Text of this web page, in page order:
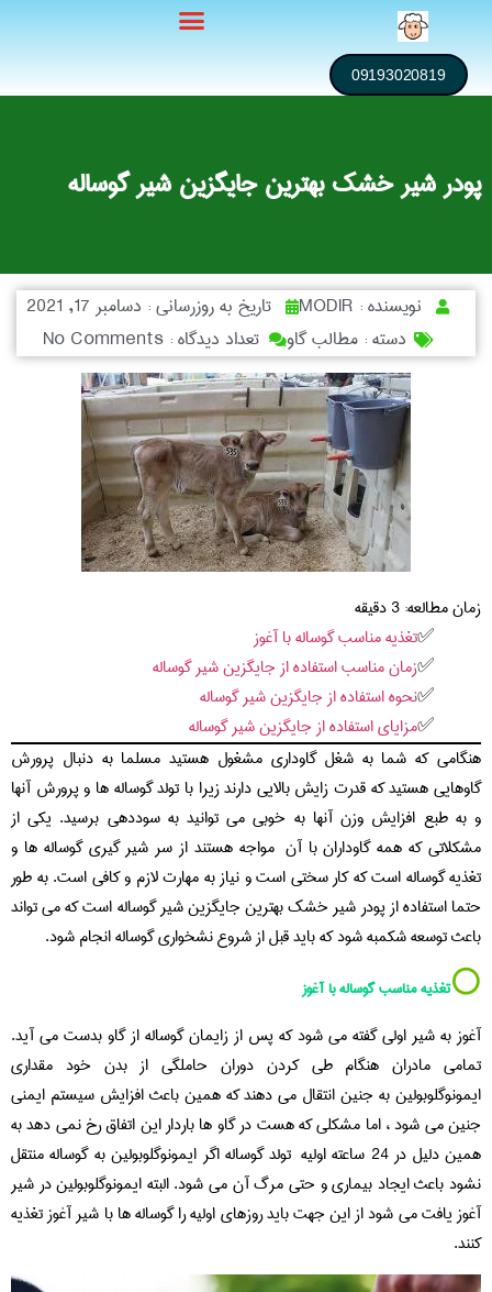
09193020819
پودر شیر خشک بهترین جایگزین شیر گوساله
نویسنده : تاریخ به روزرسانی : دسامبر 17, 2021
دسته :مطالب گاو تعداد دیدگاه :No Comments
زمان مطالعه:3دقیقه
تغذیه مناسب گوساله با آغوز
زمان مناسب استفاده از جایگزین شیر گوساله
نحوه استفاده از جایگزین شیر گوساله
مزایای استفاده از جایگزین شیر گوساله
هنگامی که شما به شغل گاوداری مشغول هستید مسلما به دنبال پرورش
گاوهایی هستید که قدرت زایش بالایی دارند زیرا با تولد گوساله ها و پرورش آنها
و به طبع افزایش وزن آنها به خوبی می توانید به سوددهی برسید. یکی از
مشکلاتی که همه گاوداران با آن مواجه هستند از سر شیر گیری گوساله ها و
تغذیه گوساله است که کار سختی است و نیاز به مهارت لازم و کافی است. به طور
حتما استفاده از پودر شیر خشک بهترین جایگزین شیر گوساله است که می تواند
باعث توسعه شکمبه شود که باید قبل از شروع نشخواری گوساله انجام شود.
⚪️تغذیه مناسب گوساله با آغوز
آغوز به شیر اولی گفته می شود که پس از زایمان گوساله از گاو بدست می آید.
تمامی مادران هنگام طی کردن دوران حاملگی از بدن خود مقداری
ایمونوگلوبولین به جنین انتقال می دهند که همین باعث افزایش سیستم ایمنی
جنین می شود ، اما مشکلی که هست در گاو ها باردار این اتفاق رخ نمی دهد به
همین دلیل در 24 ساعته اولیه تولد گوساله اگر ایمونوگلوبولین به گوساله منتقل
نشود باعث ایجاد بیماری و حتی مرگ آن می شود. البته ایمونوگلوبولین در شیر
آغوز یافت می شود از این جهت باید روزهای اولیه را گوساله ها با شیر آغوز تغذیه
کنند.